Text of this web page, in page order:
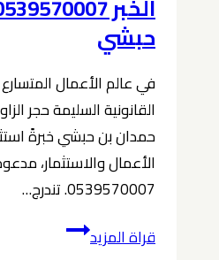
حبشي
في عالم الأعمال المتسارع
القانونية السليمة حجر
حمدان بن حبشي خبرةً
الأعمال والاستثمار،
0539570007. تندرج…
قراة المزيدمحامي